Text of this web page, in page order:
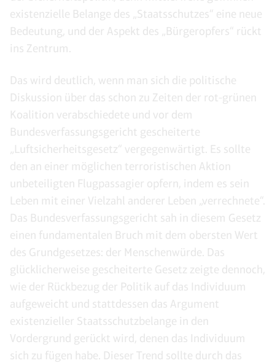
existenzielle Belange des „Staatsschutzes“ eine neue
Bedeutung, und der Aspekt des „Bürgeropfers“ rückt
ins Zentrum.
Das wird deutlich, wenn man sich die politische
Diskussion über das schon zu Zeiten der rot-grünen
Koalition verabschiedete und vor dem
Bundesverfassungsgericht gescheiterte
„Luftsicherheitsgesetz“ vergegenwärtigt. Es sollte
den an einer möglichen terroristischen Aktion
unbeteiligten Flugpassagier opfern, indem es sein
Leben mit einer Vielzahl anderer Leben „verrechnete“.
Das Bundesverfassungsgericht sah in diesem Gesetz
einen fundamentalen Bruch mit dem obersten Wert
des Grundgesetzes: der Menschenwürde. Das
glücklicherweise gescheiterte Gesetz zeigte dennoch,
wie der Rückbezug der Politik auf das Individuum
aufgeweicht und stattdessen das Argument
existenzieller Staatsschutzbelange in den
Vordergrund gerückt wird, denen das Individuum
sich zu fügen habe. Dieser Trend sollte durch das